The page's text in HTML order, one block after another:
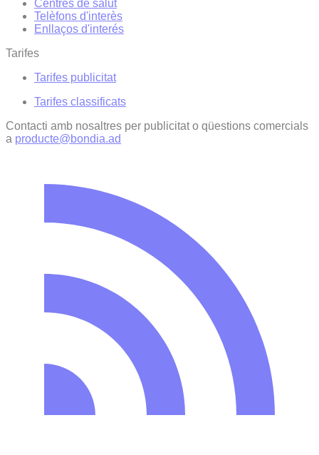
Centres de salut
Telèfons d'interès
Enllaços d'interés
Tarifes
Tarifes publicitat
Tarifes classificats
Contacti amb nosaltres per publicitat o qüestions comercials
a producte@bondia.ad